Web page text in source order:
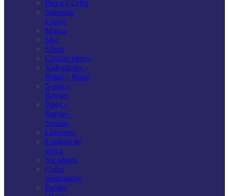
Pesca a Cebo
Spinning
Ligero
Mosca
Mar
Siluro
Casting ligero
Vadeadores –
Botas – Ropa
Nasas y
Reteles
Patos –
Barcas –
Sondas
Linternas
Equipos de
pesca
Sacaderas
Gafas
polarizadas
Feeder